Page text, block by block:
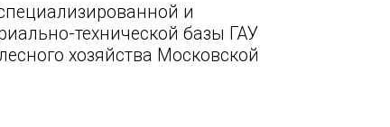
и
технической базы ГАУ
хозяйства Московской